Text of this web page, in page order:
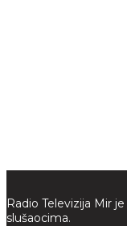
Radio Televizija Mir
slušaocima.